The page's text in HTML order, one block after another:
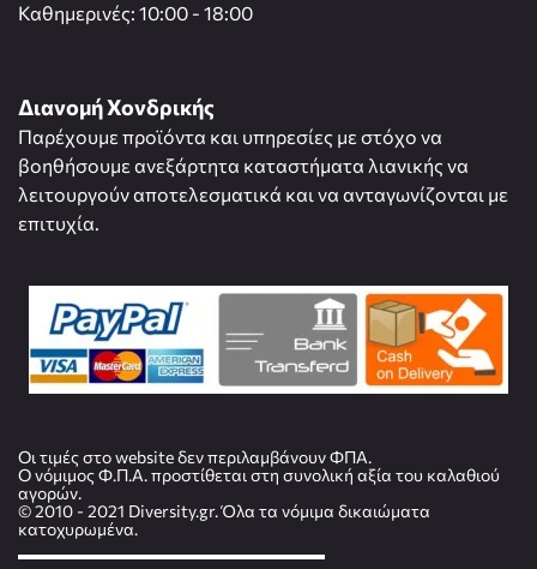
Καθημερινές: 10:00 - 18:00
Διανομή Χονδρικής
Παρέχουμε προϊόντα και υπηρεσίες με στόχο να
βοηθήσουμε ανεξάρτητα καταστήματα λιανικής να
λειτουργούν αποτελεσματικά και να ανταγωνίζονται με
επιτυχία.
Οι τιμές στο website δεν περιλαμβάνουν ΦΠΑ.
Ο νόμιμος Φ.Π.Α. προστίθεται στη συνολική αξία του καλαθιού
αγορών.
© 2010 - 2021 Diversity.gr. Όλα τα νόμιμα δικαιώματα
κατοχυρωμένα.